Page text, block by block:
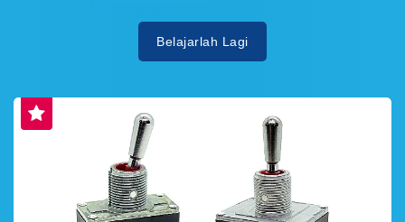
Belajarlah Lagi